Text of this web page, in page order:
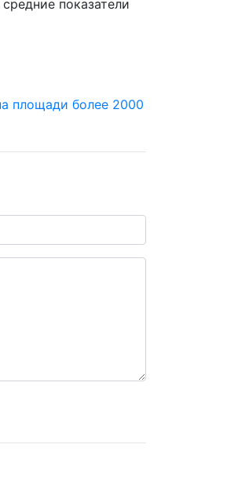
показатели
площади более 2000